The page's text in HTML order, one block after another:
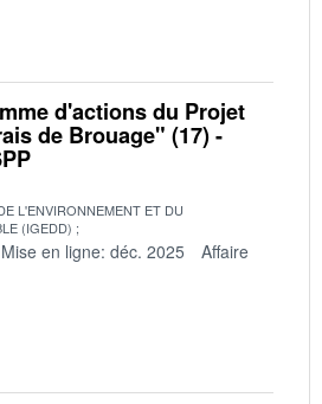
d'actions du Projet
de Brouage" (17) -
L'ENVIRONNEMENT ET DU
(IGEDD)
Mise en ligne: déc. 2025
Affaire